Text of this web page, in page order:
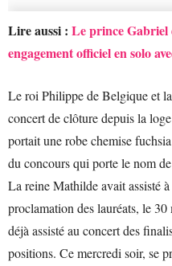
Lire aussi : Le prince Gabriel
engagement officiel en solo
Le roi Philippe de Belgique et
concert de clôture depuis la
portait une robe chemise
du concours qui porte le nom
La reine Mathilde avait assisté
proclamation des lauréats, le
déjà assisté au concert des
positions. Ce mercredi soir, se